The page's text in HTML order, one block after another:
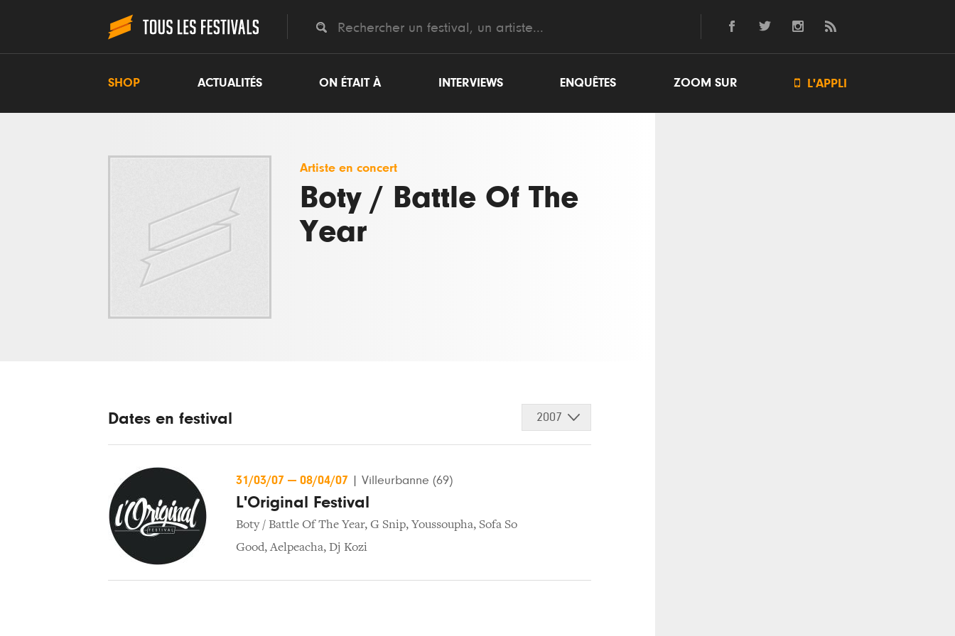
SHOP ACTUALITÉS ON ÉTAIT À INTERVIEWS ENQUÊTES ZOOM SUR  L'APPLI
Artiste en concert
Boty / Battle Of The
Year
Dates en festival 2007
31/03/07 — 08/04/07 Villeurbanne (69)
L'Original Festival
Boty / Battle Of The Year, G Snip, Youssoupha, Sofa So
Good,Aelpeacha, Dj Kozi